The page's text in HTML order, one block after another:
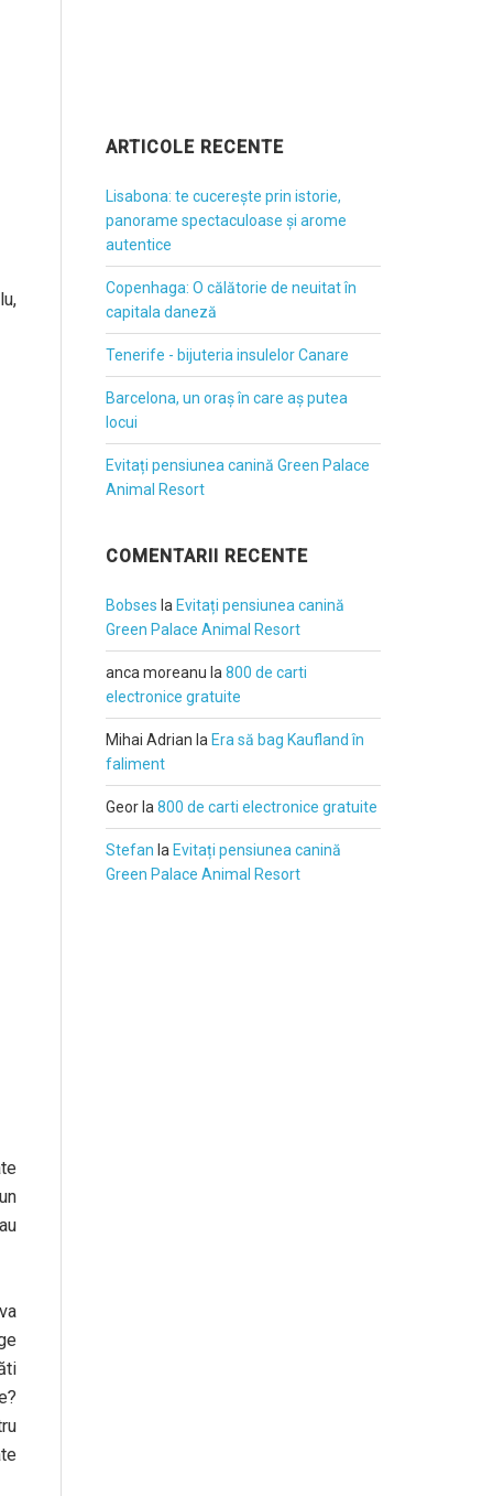
ARTICOLE RECENTE
Lisabona: te cucerește prin istorie,
panorame spectaculoase și arome
autentice
Copenhaga: O călătorie de neuitat în
capitala daneză
Tenerife - bijuteria insulelor Canare
Barcelona, un oraș în care aș putea
locui
Evitați pensiunea canină Green Palace
Animal Resort
COMENTARII RECENTE
Bobses la Evitați pensiunea canină
Green Palace Animal Resort
anca moreanu la 800 de carti
electronice gratuite
Mihai Adrian la Era să bag Kaufland în
faliment
Geor la 800 de carti electronice gratuite
Stefan la Evitați pensiunea canină
Green Palace Animal Resort